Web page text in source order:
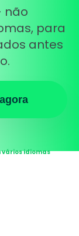
não
para
antes
vários idiomas